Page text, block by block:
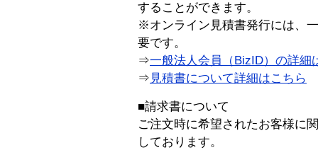
することができます。
※オンライン見積書発行には、
要です。
⇒一般法人会員（BizID）の詳細
⇒ 見積書について詳細はこちら
■請求書について
ご注文時に希望されたお客様に
しております。